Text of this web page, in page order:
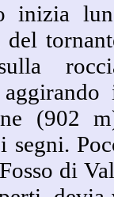
inizia
del
(902
segni.
di